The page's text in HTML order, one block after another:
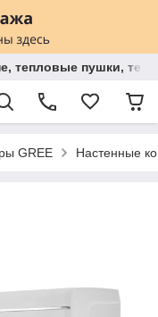
тепловые пушки,
GREE Настенные